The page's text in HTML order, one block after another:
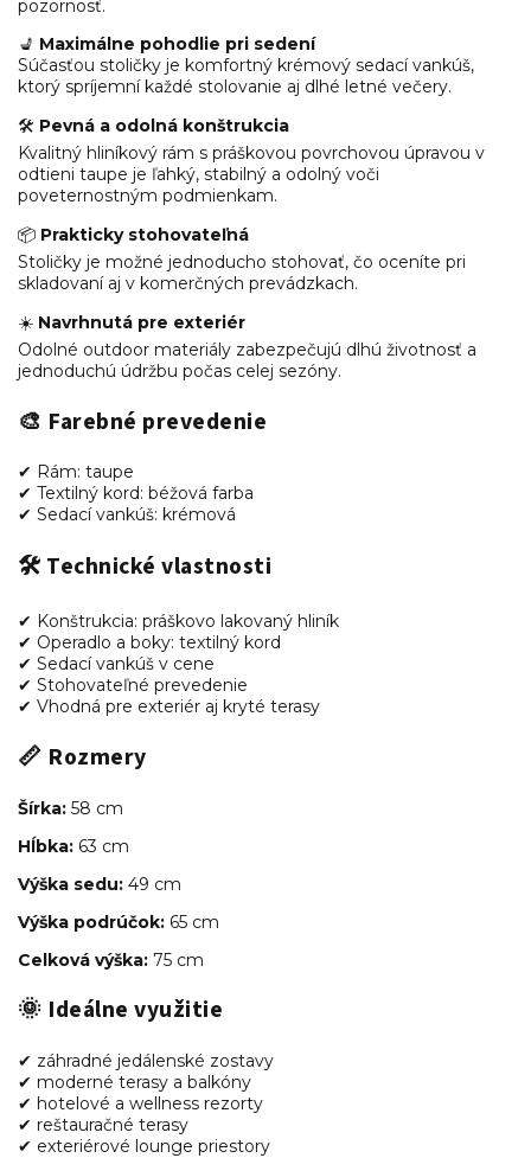
pozornosť.
💺 Maximálne pohodlie pri sedení
Súčasťou stoličky je komfortný krémový sedací vankúš,
ktorý spríjemní každé stolovanie aj dlhé letné večery.
🛠️ Pevná a odolná konštrukcia
Kvalitný hliníkový rám s práškovou povrchovou úpravou v
odtieni taupe je ľahký, stabilný a odolný voči
poveternostným podmienkam.
📦 Prakticky stohovateľná
Stoličky je možné jednoducho stohovať, čo oceníte pri
skladovaní aj v komerčných prevádzkach.
☀️ Navrhnutá pre exteriér
Odolné outdoor materiály zabezpečujú dlhú životnosť a
jednoduchú údržbu počas celej sezóny.
🎨 Farebné prevedenie
✔ Rám: taupe
✔ Textilný kord: béžová farba
✔ Sedací vankúš: krémová
🛠 Technické vlastnosti
✔ Konštrukcia: práškovo lakovaný hliník
✔ Operadlo a boky: textilný kord
✔ Sedací vankúš v cene
✔ Stohovateľné prevedenie
✔ Vhodná pre exteriér aj kryté terasy
📏 Rozmery
Šírka: 58 cm
Hĺbka: 63 cm
Výška sedu: 49 cm
Výška podrúčok: 65 cm
Celková výška: 75 cm
🌞 Ideálne využitie
✔ záhradné jedálenské zostavy
✔ moderné terasy a balkóny
✔ hotelové a wellness rezorty
✔ reštauračné terasy
✔ exteriérové lounge priestory